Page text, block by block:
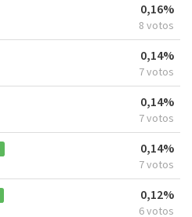
0,16%
8 votos
0,14%
7 votos
0,14%
7 votos
0,14%
7 votos
0,12%
6 votos